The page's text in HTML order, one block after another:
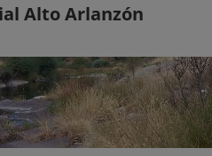
Alto Arlanzón